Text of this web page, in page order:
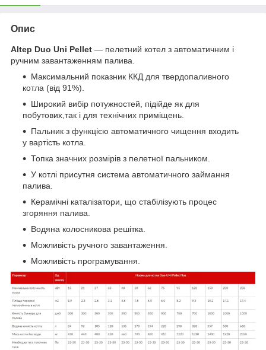
Опис
Altep Duo Uni Pellet — пелетний котел з автоматичним і
ручним завантаженням палива.
Максимальний показник ККД для твердопаливного
котла (від 91%).
Широкий вибір потужностей, підійде як для
побутових,так і для технічних приміщень.
Пальник з функцією автоматичного чищення входить
у вартість котла.
Топка значних розмірів з пелетної пальником.
У котлі присутня система автоматичного займання
палива.
Керамічні каталізатори, що стабілізують процес
згоряння палива.
Водяна колосникова решітка.
Можливість ручного завантаження.
Можливість програмування.